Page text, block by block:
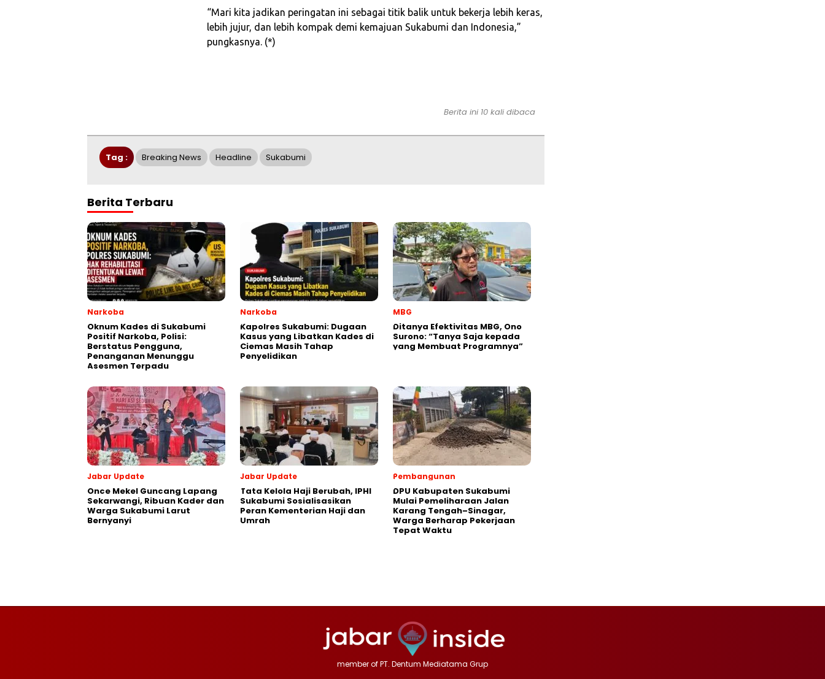
“Mari kita jadikan peringatan ini sebagai titik balik untuk bekerja lebih keras,
lebih jujur, dan lebih kompak demi kemajuan Sukabumi dan Indonesia,”
pungkasnya. (*)
Berita ini 10 kali dibaca
Tag : Breaking News Headline Sukabumi
Berita Terbaru
Narkoba
Oknum Kades di Sukabumi
Positif Narkoba, Polisi:
Berstatus Pengguna,
Penanganan Menunggu
Asesmen Terpadu
Narkoba
Kapolres Sukabumi: Dugaan
Kasus yang Libatkan Kades di
Ciemas Masih Tahap
Penyelidikan
MBG
‎Ditanya Efektivitas MBG, Ono
Surono: “Tanya Saja kepada
yang Membuat Programnya”‎
Jabar Update
Once Mekel Guncang Lapang
Sekarwangi, Ribuan Kader dan
Warga Sukabumi Larut
Bernyanyi
Jabar Update
Tata Kelola Haji Berubah, IPHI
Sukabumi Sosialisasikan
Peran Kementerian Haji dan
Umrah
Pembangunan
‎DPU Kabupaten Sukabumi
Mulai Pemeliharaan Jalan
Karang Tengah–Sinagar,
Warga Berharap Pekerjaan
Tepat Waktu
member of PT. Dentum Mediatama Grup